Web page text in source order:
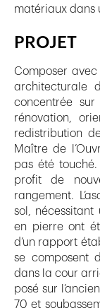
matériaux dans
PROJET
Composer
architecturale
concentrée
rénovation,
redistribution
Maître de
pas été
profit de
rangement.
sol,
en pierre ont
d’un rapport
se composent
dans la cour
posé sur
70 et